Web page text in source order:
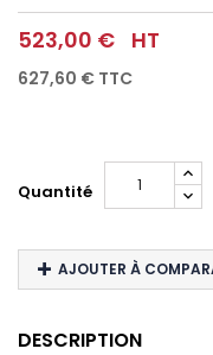
523,00 € HT
627,60 € TTC
Quantité
AJOUTER À
DESCRIPTION